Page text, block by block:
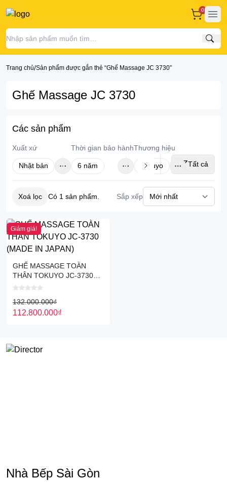
0
Tìm
Trang chủ/Sản phẩm được gắn thẻ “Ghế Massage JC 3730”
Ghế Massage JC 3730
Các sản phẩm
Xuất xứ
Nhật bản
Thời gian bảo hành
6 năm
Thương hiệu
Tokuyo Tất cả
Xoá lọc Có 1 sản phẩm. Sắp xếp
Giảm giá!
GHẾ MASSAGE TOÀN
THÂN TOKUYO JC-3730
(MADE IN JAPAN)
132.000.000₫
112.800.000₫
Nhà Bếp Sài Gòn